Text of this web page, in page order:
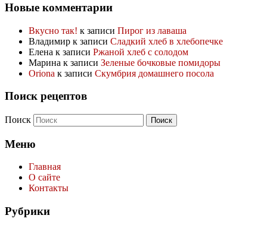
Новые комментарии
Вкусно так! к записи Пирог из лаваша
Владимир к записи Сладкий хлеб в хлебопечке
Елена к записи Ржаной хлеб с солодом
Марина к записи Зеленые бочковые помидоры
Oriona к записи Скумбрия домашнего посола
Поиск рецептов
Поиск
Меню
Главная
О сайте
Контакты
Рубрики